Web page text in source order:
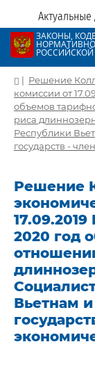
ЗАКОНЫ,
| Решение
комиссии от
объемов
риса
Республики
государств -
Решение
2020 год
Вьетнам